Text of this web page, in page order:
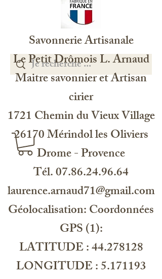
Savonnerie Artisanale
Le Petit Drômois L. Arnaud
Maitre savonnier et Artisan
cirier
1721 Chemin du Vieux Village
26170 Mérindol les Oliviers
Drome - Provence
Tél. 07.86.24.96.64
laurence.arnaud71@gmail.com
Géolocalisation: Coordonnées
GPS (1):
LATITUDE : 44.278128
LONGITUDE : 5.171193